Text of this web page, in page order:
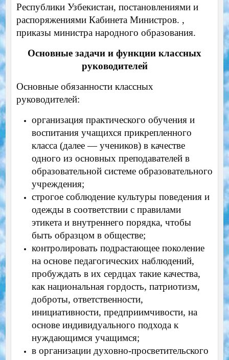
Республики Узбекистан, постановлениями и
распоряжениями Кабинета Министров. ,
приказы министра народного образования.
Основные задачи и функции классных
руководителей
Основные обязанности классных
руководителей:
организация практического обучения и
воспитания учащихся прикрепленного
класса (далее — учеников) в качестве
одного из основных преподавателей в
образовательной системе образовательного
учреждения;
строгое соблюдение культуры поведения и
одежды в соответствии с правилами
этикета и внутреннего порядка, чтобы
быть образцом в обществе;
контролировать подрастающее поколение
на основе педагогических наблюдений,
пробуждать в их сердцах такие качества,
как национальная гордость, патриотизм,
доброты, ответственности,
инициативности, предприимчивости, на
основе индивидуального подхода к
нуждающимся учащимся;
в организации духовно-просветительского